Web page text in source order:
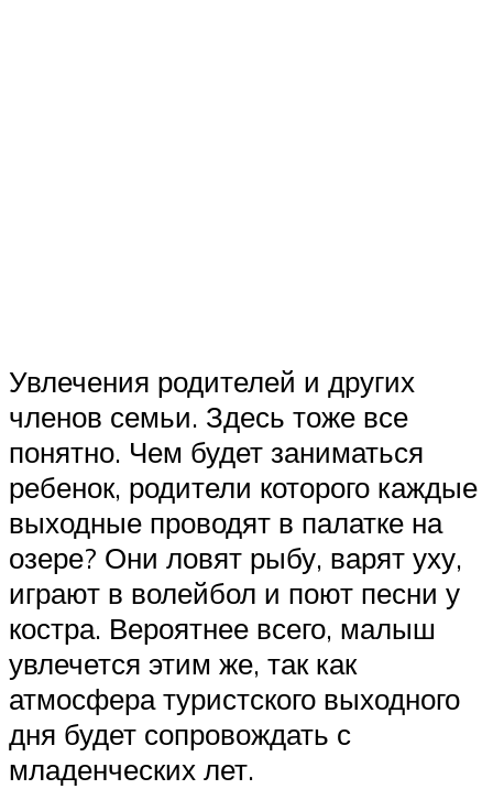
Увлечения родителей и других
членов семьи. Здесь тоже все
понятно. Чем будет заниматься
ребенок, родители которого каждые
выходные проводят в палатке на
озере? Они ловят рыбу, варят уху,
играют в волейбол и поют песни у
костра. Вероятнее всего, малыш
увлечется этим же, так как
атмосфера туристского выходного
дня будет сопровождать с
младенческих лет.